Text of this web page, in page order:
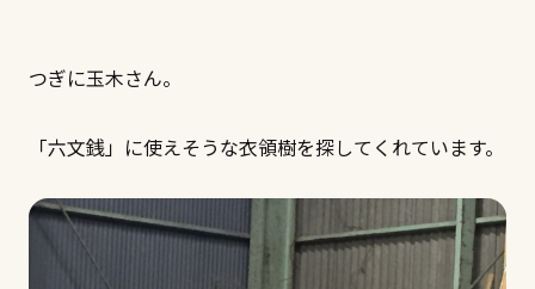
つぎに玉木さん。
「六文銭」に使えそうな衣領樹を探してくれています。